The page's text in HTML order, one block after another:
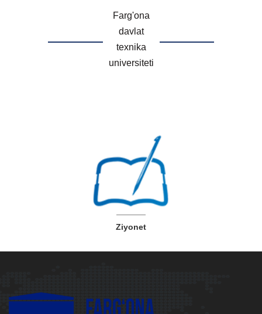
Farg'ona
davlat
texnika
universiteti
Ziyonet